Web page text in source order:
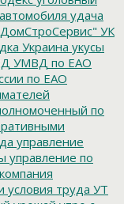
удача
УК
Украина укусы
УМВД по ЕАО
по ЕАО
по
управление
управление по
условия труда УТ